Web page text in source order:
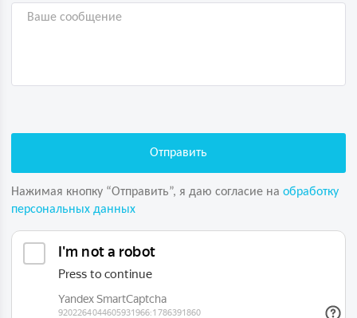
Нажимая кнопку “Отправить”, я даю согласие на обработку
персональных данных